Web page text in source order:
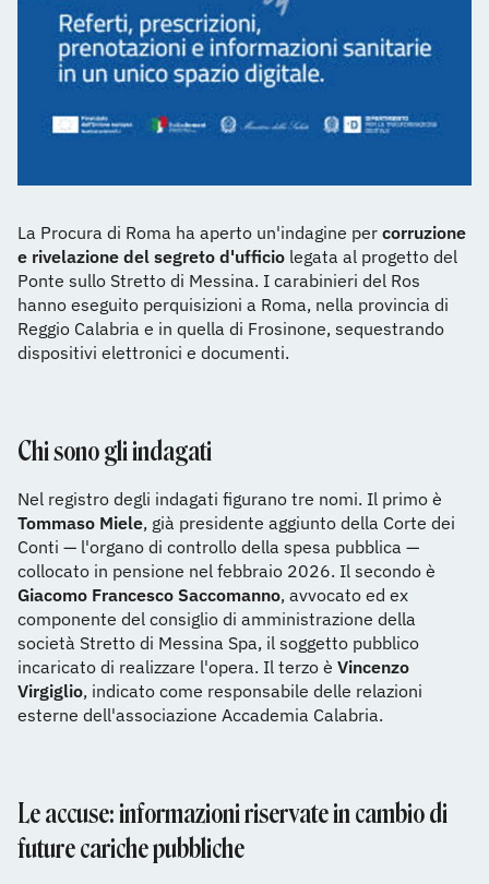
La Procura di Roma ha aperto un'indagine per corruzione
e rivelazione del segreto d'ufficio legata al progetto del
Ponte sullo Stretto di Messina. I carabinieri del Ros
hanno eseguito perquisizioni a Roma, nella provincia di
Reggio Calabria e in quella di Frosinone, sequestrando
dispositivi elettronici e documenti.
Chi sono gli indagati
Nel registro degli indagati figurano tre nomi. Il primo è
Tommaso Miele, già presidente aggiunto della Corte dei
Conti — l'organo di controllo della spesa pubblica —
collocato in pensione nel febbraio 2026. Il secondo è
Giacomo Francesco Saccomanno, avvocato ed ex
componente del consiglio di amministrazione della
società Stretto di Messina Spa, il soggetto pubblico
incaricato di realizzare l'opera. Il terzo è Vincenzo
Virgiglio, indicato come responsabile delle relazioni
esterne dell'associazione Accademia Calabria.
Le accuse: informazioni riservate in cambio di
future cariche pubbliche